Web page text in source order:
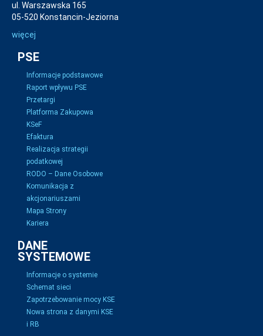
ul. Warszawska 165
05-520 Konstancin-Jeziorna
więcej
PSE
Informacje podstawowe
Raport wpływu PSE
Przetargi
Platforma Zakupowa
KSeF
Efaktura
Realizacja strategii
podatkowej
RODO – Dane Osobowe
Komunikacja z
akcjonariuszami
Mapa Strony
Kariera
DANE
SYSTEMOWE
Informacje o systemie
Schemat sieci
Zapotrzebowanie mocy KSE
Nowa strona z danymi KSE
i RB